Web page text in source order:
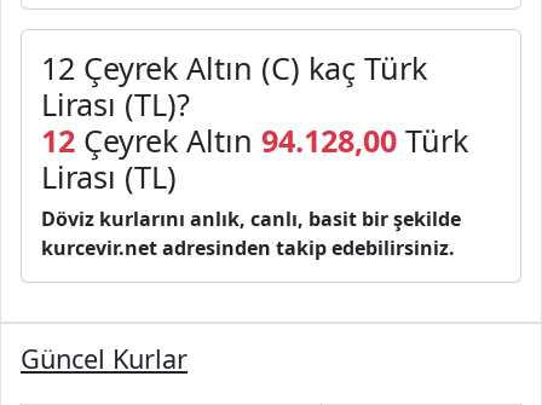
12 Çeyrek Altın (C) kaç Türk
Lirası (TL)?
12 Çeyrek Altın 94.128,00 Türk
Lirası (TL)
Döviz kurlarını anlık, canlı, basit bir şekilde
kurcevir.net adresinden takip edebilirsiniz.
Güncel Kurlar